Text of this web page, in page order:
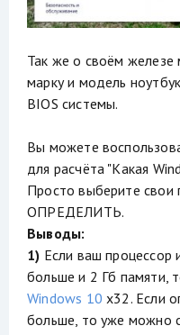
Так же о своём железе
марку и модель
BIOS системы.
Вы можете
для расчёта "Какая
Просто выберите свои
ОПРЕДЕЛИТЬ.
Выводы:
1) Если ваш процессор
больше и 2 Гб памяти,
Windows 10 x32. Если
больше, то уже можно